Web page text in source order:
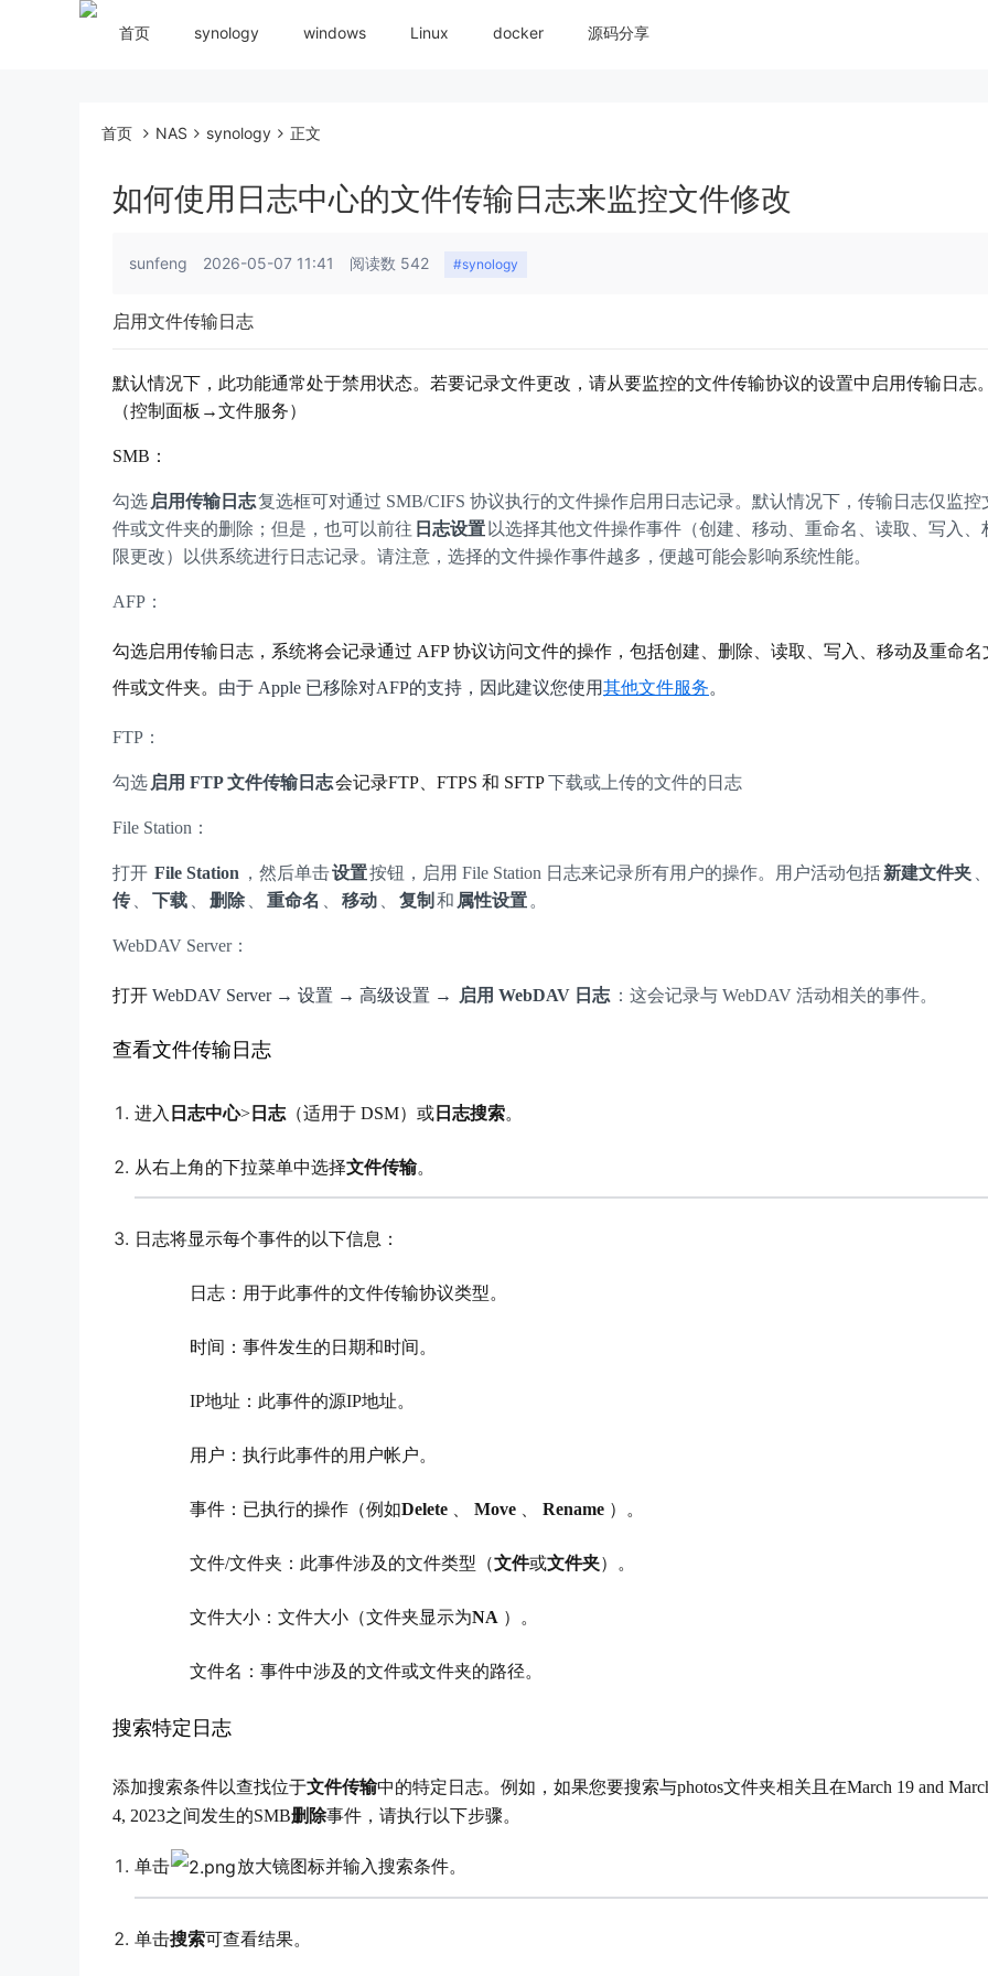
首页 synology windows Linux docker 源码分享
首页 NAS synology 正文
如何使用日志中心的文件传输日志来监控文件修改
sunfeng 2026-05-07 11:41 阅读数 542 #synology
启用文件传输日志
默认情况下，此功能通常处于禁用状态。若要记录文件更改，请从要监控的文件传输协议的设置中启用传输日志
（控制面板→文件服务）
SMB：
勾选 启用传输日志复选框可对通过 SMB/CIFS 协议执行的文件操作启用日志记录。默认情况下，传输日志仅监控
件或文件夹的删除；但是，也可以前往 日志设置 以选择其他文件操作事件（创建、移动、重命名、读取、写入、
限更改）以供系统进行日志记录。请注意，选择的文件操作事件越多，便越可能会影响系统性能。
AFP：
勾选启用传输日志 ，系统将会记录通过 AFP 协议访问文件的操作，包括创建、删除、读取、写入、移动及重命名
件或文件夹。 由于 Apple 已移除对AFP的支持，因此建议您使用其他文件服务。
FTP：
勾选 启用 FTP 文件传输日志会记录FTP、FTPS 和 SFTP下载或上传的文件的日志
File Station：
打开 File Station ，然后单击设置按钮，启用 File Station 日志来记录所有用户的操作。用户活动包括新建文件夹
传
下载 删除 重命名 移动 复制 和 属性设置 。
WebDAV Server：
打开 WebDAV Server → 设置 → 高级设置 → 启用 WebDAV 日志 ：这会记录与 WebDAV 活动相关的事件。
查看文件传输日志
进入 日志中心> 日志 （适用于 DSM）或 日志搜索。
从右上角的下拉菜单中选择文件传输。
日志将显示每个事件的以下信息：
日志：用于此事件的文件传输协议类型。
时间：事件发生的日期和时间。
IP地址：此事件的源IP地址。
用户：执行此事件的用户帐户。
事件：已执行的操作（例如Delete Move Rename ）。
文件/文件夹：此事件涉及的文件类型（文件或文件夹）。
文件大小：文件大小（文件夹显示为NA ）。
文件名：事件中涉及的文件或文件夹的路径。
搜索特定日志
添加搜索条件以查找位于文件传输中的特定日志。例如，如果您要搜索与photos文件夹相关且在March 19 and
4, 2023之间发生的SMB删除事件，请执行以下步骤。
单击 放大镜图标并输入搜索条件。
单击搜索可查看结果。